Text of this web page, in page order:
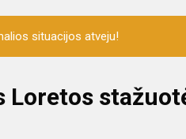
situacijos atveju!
Loretos